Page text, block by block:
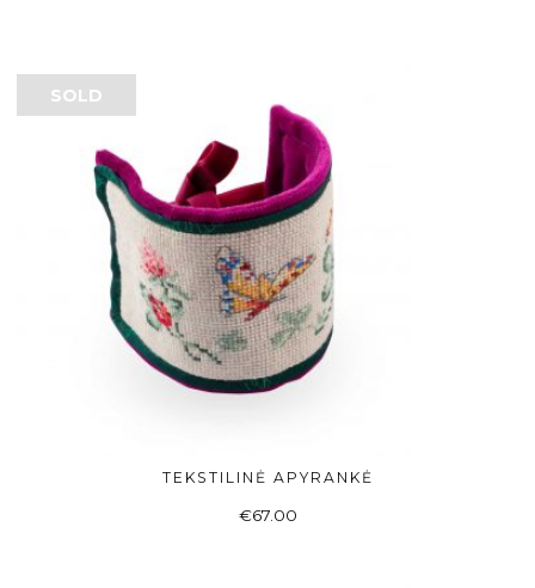
SOLD
READ MORE
TEKSTILINĖ APYRANKĖ
€67.00